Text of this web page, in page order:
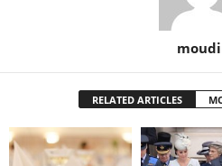
RELATED ARTICLES